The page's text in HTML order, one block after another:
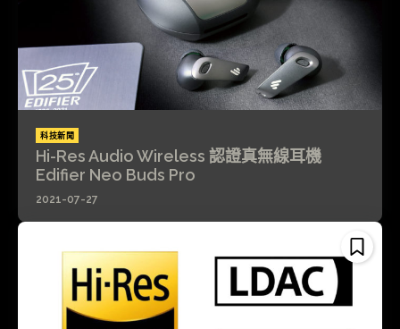
科技新聞
Hi-Res Audio Wireless 認證真無線耳機
Edifier Neo Buds Pro
2021-07-27